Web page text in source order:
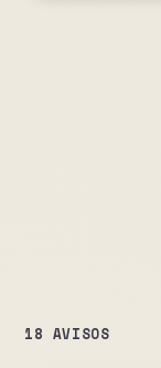
18 AVISOS